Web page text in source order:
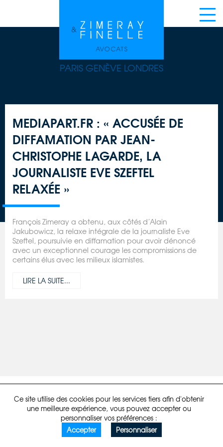
Ce site utilise des cookies pour les services tiers afin d'obtenir
une meilleure expérience, vous pouvez accepter ou
personnaliser vos préférences :
Accepter
Personnaliser
PARIS GENÈVE LONDRES
MEDIAPART.FR : « ACCUSÉE DE
DIFFAMATION PAR JEAN-
CHRISTOPHE LAGARDE, LA
JOURNALISTE EVE SZEFTEL
RELAXÉE »
François Zimeray a obtenu, aux côtés d’Alain
Jakubowicz, la relaxe intégrale de la journaliste Eve
Szeftel, poursuivie en diffamation pour avoir dénoncé
avec un exceptionnel courage les compromissions de
certains élus avec les milieux islamistes.
LIRE LA SUITE...